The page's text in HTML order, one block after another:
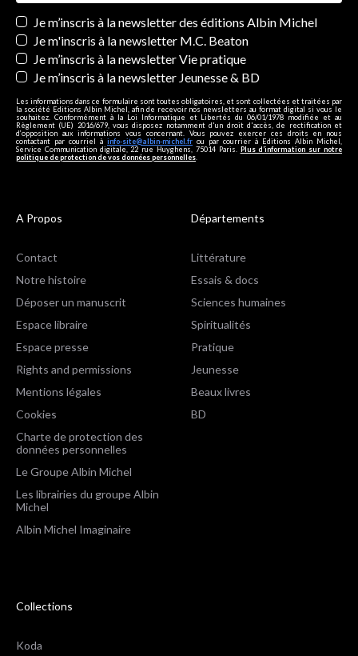
Newsletters
Je m’inscris à la newsletter des éditions Albin Michel
Je m'inscris à la newsletter M.C. Beaton
Je m’inscris à la newsletter Vie pratique
Je m’inscris à la newsletter Jeunesse & BD
Les informations dans ce formulaire sont toutes obligatoires, et sont collectées et traitées par
la société Editions Albin Michel, afin de recevoir nos newsletters au format digital si vous le
souhaitez. Conformément à la Loi Informatique et Libertés du 06/01/1978 modifiée et au
Règlement (UE) 2016/679, vous disposez notamment d'un droit d'accès, de rectification et
d’opposition aux informations vous concernant. Vous pouvez exercer ces droits en nous
contactant par courriel à info-site@albin-michel.fr ou par courrier à Editions Albin Michel,
Service Communication digitale, 22 rue Huyghens, 75014 Paris. Plus d’information sur notre
politique de protection de vos données personnelles
A Propos
Contact
Notre histoire
Déposer un manuscrit
Espace libraire
Espace presse
Rights and permissions
Mentions légales
Cookies
Charte de protection des
données personnelles
Le Groupe Albin Michel
Les librairies du groupe Albin
Michel
Albin Michel Imaginaire
Départements
Littérature
Essais & docs
Sciences humaines
Spiritualités
Pratique
Jeunesse
Beaux livres
BD
Collections
Koda